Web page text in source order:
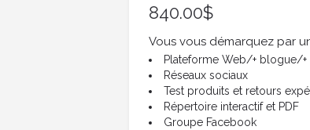
840.00$
Vous vous démarquez par
Plateforme Web/+ blogue/
Réseaux sociaux
Test produits et retours
Répertoire interactif et PDF
Groupe Facebook